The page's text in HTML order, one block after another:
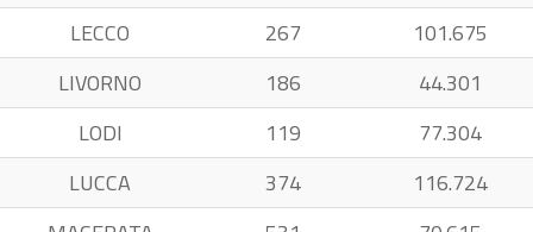
LECCO
267
101.675
LIVORNO
186
44.301
LODI
119
77.304
LUCCA
374
116.724